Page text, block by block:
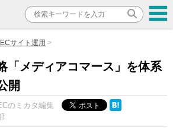
ECサイト運用
「メディアコマース」を体系
開
のミカタ編集